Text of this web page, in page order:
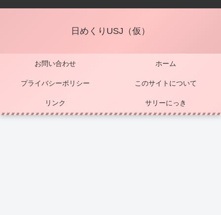
日めくりUSJ（仮）
お問い合わせ ホーム
プライバシーポリシー このサイトについて
リンク サリーにっき